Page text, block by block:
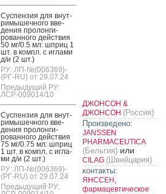
Сус­пензия для внут­
ри­мышеч­но­го вве­
дения про­лон­ги­
рован­но­го дей­ствия
50 мг/0.5 мл: шприц 1
шт. в компл. с иг­ла­ми
д/и (2 шт.)
РУ: ЛП-№(006369)-
(РГ-RU) от 29.07.24
Предыдущий РУ:
ЛСР-009014/10
Сус­пензия для внут­
ри­мышеч­но­го вве­
дения про­лон­ги­
рован­но­го дей­ствия
75 мг/0.75 мл: шприц
1 шт. в компл. с иг­ла­
ми д/и (2 шт.)
РУ: ЛП-№(006369)-
(РГ-RU) от 29.07.24
Предыдущий РУ:
ДЖОНСОН &
ДЖОНСОН (Россия)
Произведено:
JANSSEN
PHARMACEUTICA
(Бельгия) или
CILAG (Швейцария)
контакты:
ЯНССЕН,
фармацевтическое